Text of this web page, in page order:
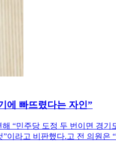
에 빠뜨렸다는 자인”
“민주당 도정 두 번이면 경
라고 비판했다.고 전 의원